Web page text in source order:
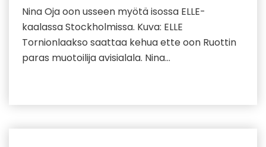
Nina Oja oon usseen myötä isossa ELLE-
kaalassa Stockholmissa. Kuva: ELLE
Tornionlaakso saattaa kehua ette oon Ruottin
paras muotoilija avisialala. Nina…